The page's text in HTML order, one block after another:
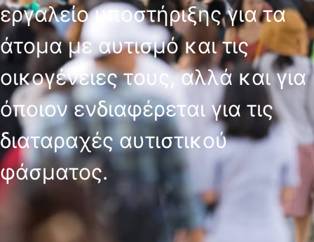
εργαλείο υποστήριξης για τα
άτομα με αυτισμό και τις
οικογένειες τους, αλλά και για
όποιον ενδιαφέρεται για τις
διαταραχές αυτιστικού
φάσματος.